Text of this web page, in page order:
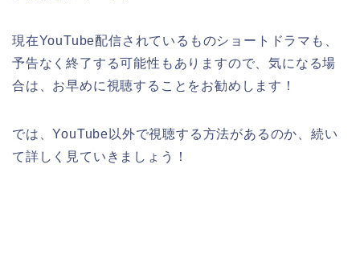
現在YouTube配信されているものショートドラマも、
予告なく終了する可能性もありますので、気になる場
合は、お早めに視聴することをお勧めします！
では、YouTube以外で視聴する方法があるのか、続い
て詳しく見ていきましょう！